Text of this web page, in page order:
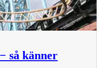
så känner